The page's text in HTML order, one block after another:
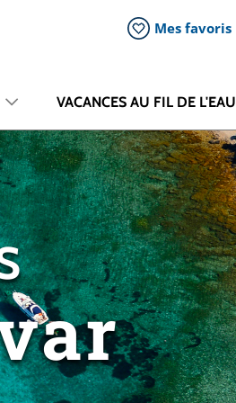
Mes favoris
VACANCES AU FIL DE L'EAU